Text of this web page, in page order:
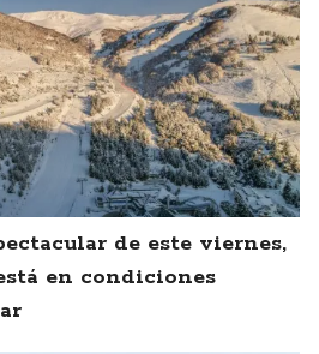
de este viernes,
en condiciones